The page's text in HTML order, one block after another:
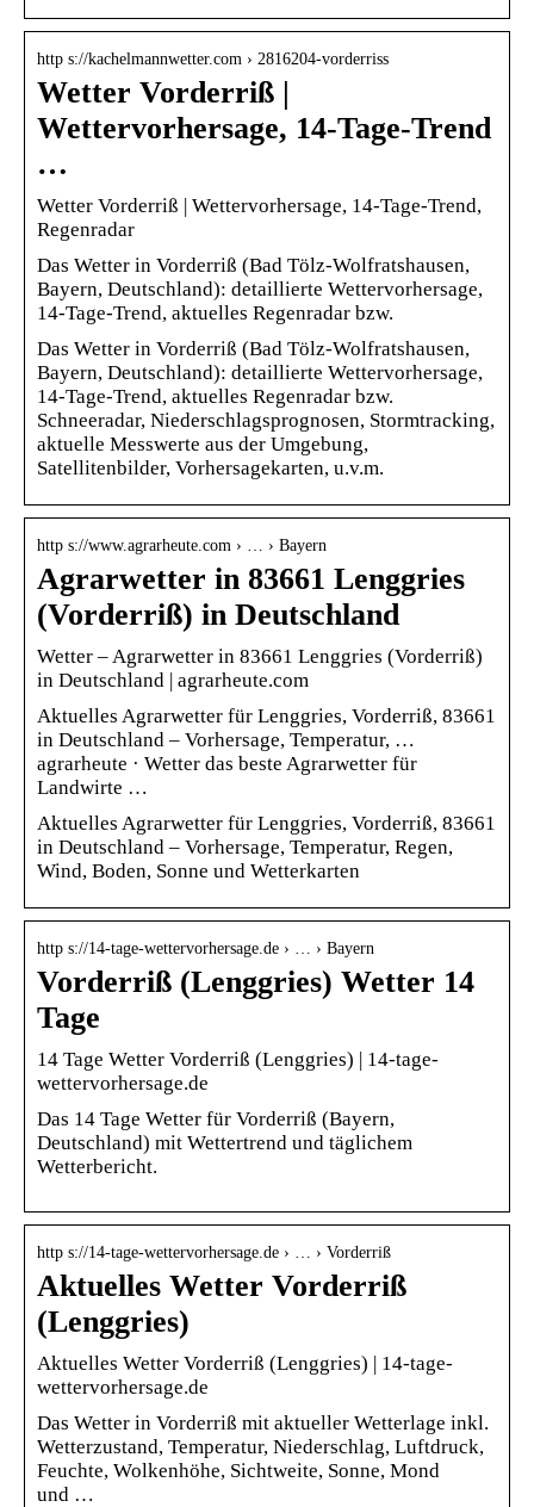
http s://kachelmannwetter.com › 2816204-vorderriss
Wetter Vorderriß |
Wettervorhersage, 14-Tage-Trend
…
Wetter Vorderriß | Wettervorhersage, 14-Tage-Trend,
Regenradar
Das Wetter in Vorderriß (Bad Tölz-Wolfratshausen,
Bayern, Deutschland): detaillierte Wettervorhersage,
14-Tage-Trend, aktuelles Regenradar bzw.
Das Wetter in Vorderriß (Bad Tölz-Wolfratshausen,
Bayern, Deutschland): detaillierte Wettervorhersage,
14-Tage-Trend, aktuelles Regenradar bzw.
Schneeradar, Niederschlagsprognosen, Stormtracking,
aktuelle Messwerte aus der Umgebung,
Satellitenbilder, Vorhersagekarten, u.v.m.
http s://www.agrarheute.com › … › Bayern
Agrarwetter in 83661 Lenggries
(Vorderriß) in Deutschland
Wetter – Agrarwetter in 83661 Lenggries (Vorderriß)
in Deutschland | agrarheute.com
Aktuelles Agrarwetter für Lenggries, Vorderriß, 83661
in Deutschland – Vorhersage, Temperatur, …
agrarheute · Wetter das beste Agrarwetter für
Landwirte …
Aktuelles Agrarwetter für Lenggries, Vorderriß, 83661
in Deutschland – Vorhersage, Temperatur, Regen,
Wind, Boden, Sonne und Wetterkarten
http s://14-tage-wettervorhersage.de › … › Bayern
Vorderriß (Lenggries) Wetter 14
Tage
14 Tage Wetter Vorderriß (Lenggries) | 14-tage-
wettervorhersage.de
Das 14 Tage Wetter für Vorderriß (Bayern,
Deutschland) mit Wettertrend und täglichem
Wetterbericht.
http s://14-tage-wettervorhersage.de › … › Vorderriß
Aktuelles Wetter Vorderriß
(Lenggries)
Aktuelles Wetter Vorderriß (Lenggries) | 14-tage-
wettervorhersage.de
Das Wetter in Vorderriß mit aktueller Wetterlage inkl.
Wetterzustand, Temperatur, Niederschlag, Luftdruck,
Feuchte, Wolkenhöhe, Sichtweite, Sonne, Mond
und …